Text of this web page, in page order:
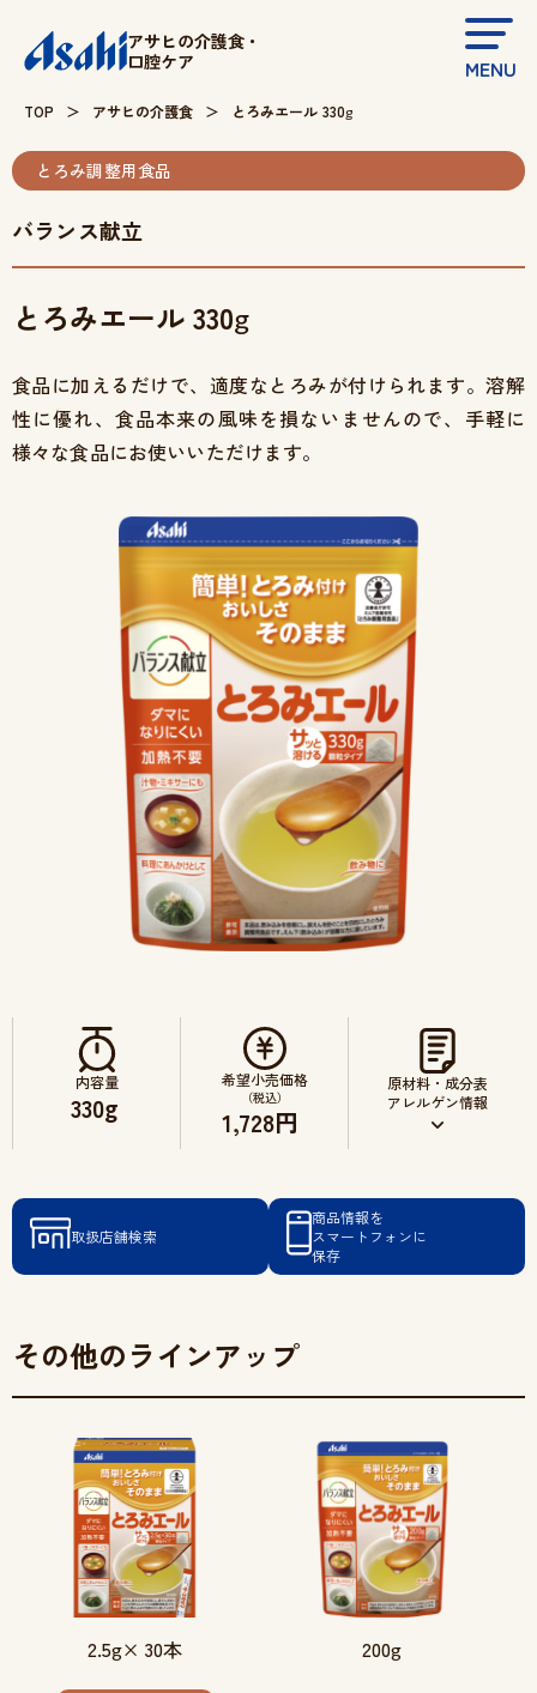
アサヒの介護食・
口腔ケア
MENU
シニア食品
シニア用品
かんたんショッピング
アサヒの介護食
アサヒの口腔ケア
介護食
口腔ケア
介護の知恵袋
よくあるご質問
医療・介護専門職の皆様へ
TOP アサヒの介護食 とろみエール 330g
とろみ調整用食品
バランス献立
とろみエール 330g
食品に加えるだけで、適度なとろみが付けられます。溶解
性に優れ、食品本来の風味を損ないませんので、手軽に
様々な食品にお使いいただけます。
内容量
330g
希望小売価格
（税込）
1,728円
原材料・成分表
アレルゲン情報
取扱店舗検索
商品情報を
スマートフォンに
保存
その他のラインアップ
2.5g× 30本 200g